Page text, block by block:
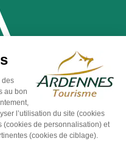
Mentions légales -
-
Interactive